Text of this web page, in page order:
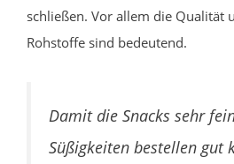
schließen. Vor allem die Qualität
Rohstoffe sind bedeutend.
Damit die Snacks sehr
Süßigkeiten bestellen gut